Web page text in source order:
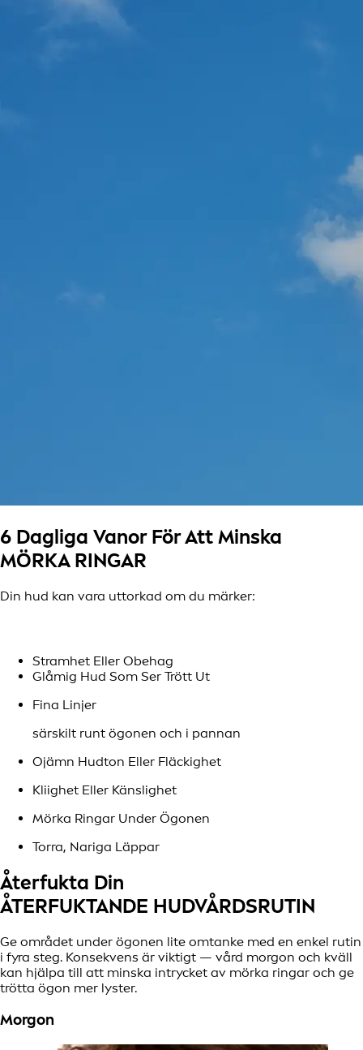
6 Dagliga Vanor För Att Minska
MÖRKA RINGAR
Din hud kan vara uttorkad om du märker:
Stramhet Eller Obehag
Glåmig Hud Som Ser Trött Ut
Fina Linjer
särskilt runt ögonen och i pannan
Ojämn Hudton Eller Fläckighet
Kliighet Eller Känslighet
Mörka Ringar Under Ögonen
Torra, Nariga Läppar
Återfukta Din
ÅTERFUKTANDE HUDVÅRDSRUTIN
Ge området under ögonen lite omtanke med en enkel rutin
i fyra steg. Konsekvens är viktigt — vård morgon och kväll
kan hjälpa till att minska intrycket av mörka ringar och ge
trötta ögon mer lyster.
Morgon